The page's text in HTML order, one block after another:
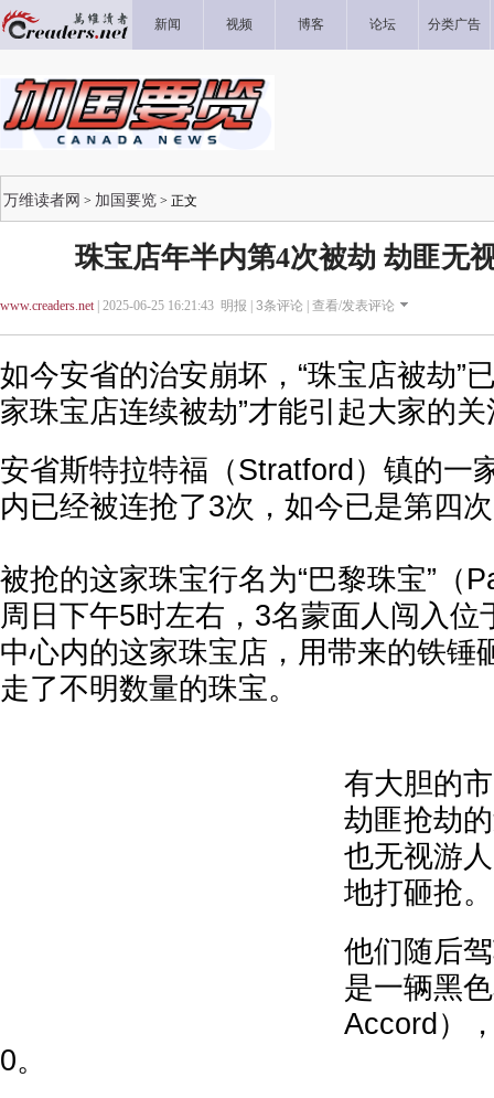
新闻 视频 博客 论坛 分类广告
万维读者网 > 加国要览 > 正文
珠宝店年半内第4次被劫 劫匪无
www.creaders.net| 2025-06-25 16:21:43 明报 | 3条评论 | 查看/发表评论
如今安省的治安崩坏，“珠宝店被劫”
家珠宝店连续被劫”才能引起大家的
安省斯特拉特福（Stratford）镇的一
内已经被连抢了3次，如今已是第四
被抢的这家珠宝行名为“巴黎珠宝”（
周日下午5时左右，3名蒙面人闯入位
中心内的这家珠宝店，用带来的铁锤
走了不明数量的珠宝。
有大胆的
劫匪抢劫
也无视游
地打砸抢。
他们随后
是一辆黑
Accord）
0。